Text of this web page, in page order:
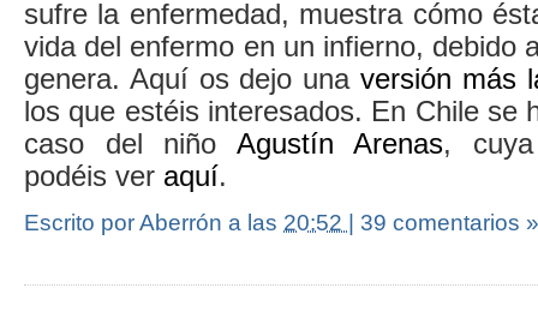
sufre la enfermedad, muestra cómo
vida del enfermo en un infierno, debido
genera. Aquí os dejo una versión más
los que estéis interesados. En Chile se
caso del niño Agustín Arenas,
podéis ver aquí.
Escrito por Aberrón a las 20:52 | 39 comentarios »